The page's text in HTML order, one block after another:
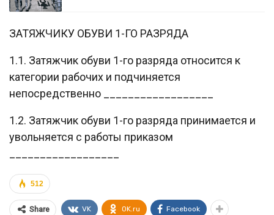
ЗАТЯЖЧИКУ ОБУВИ 1-ГО РАЗРЯДА
1.1. Затяжчик обуви 1-го разряда относится к
категории рабочих и подчиняется
непосредственно __________________
1.2. Затяжчик обуви 1-го разряда принимается и
увольняется с работы приказом
512
Share VK OK.ru Facebook